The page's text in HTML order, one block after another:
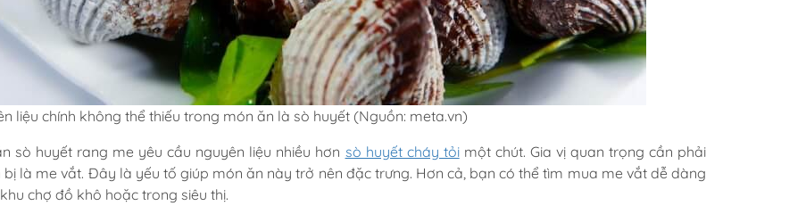
liệu chính không thể thiếu trong món ăn là sò huyết (Nguồn: meta.vn)
sò huyết rang me yêu cầu nguyên liệu nhiều hơn sò huyết cháy tỏimột chút. Gia vị quan trọng cần phải
bị là me vắt. Đây là yếu tố giúp món ăn này trở nên đặc trưng. Hơn cả, bạn có thể tìm mua me vắt dễ dàng
chợ đồ khô hoặc trong siêu thị.